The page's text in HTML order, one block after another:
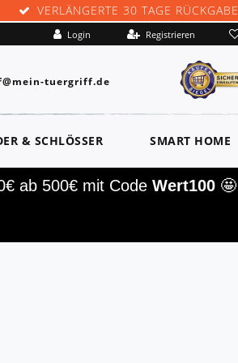
VERLÄNGERTE 30 TAGE RÜCKGABE
Login Registrieren
tuergriff.de
& SCHLÖSSER SMART HOME
ab 500€ mit Code Wert100🤩